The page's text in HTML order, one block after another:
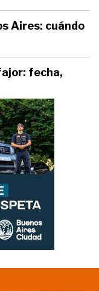
Aires: cuándo
fecha,